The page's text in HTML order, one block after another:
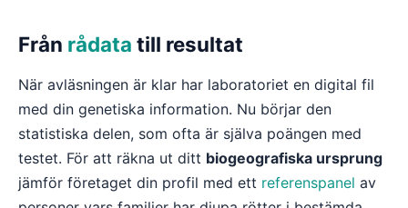
Från rådata till resultat
När avläsningen är klar har laboratoriet en digital fil
med din genetiska information. Nu börjar den
statistiska delen, som ofta är själva poängen med
testet. För att räkna ut ditt biogeografiska ursprung
jämför företaget din profil med ett referenspanel av